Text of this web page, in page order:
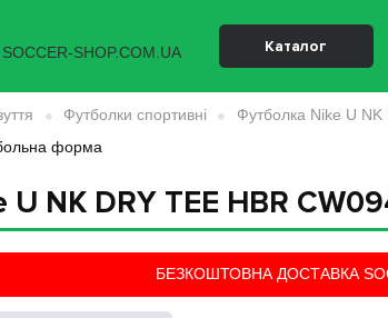
NK DRY TEE HBR
БЕЗКОШТОВНА ДОСТАВКА
Каталог
Футболки спортивні Футболка Nike U NK